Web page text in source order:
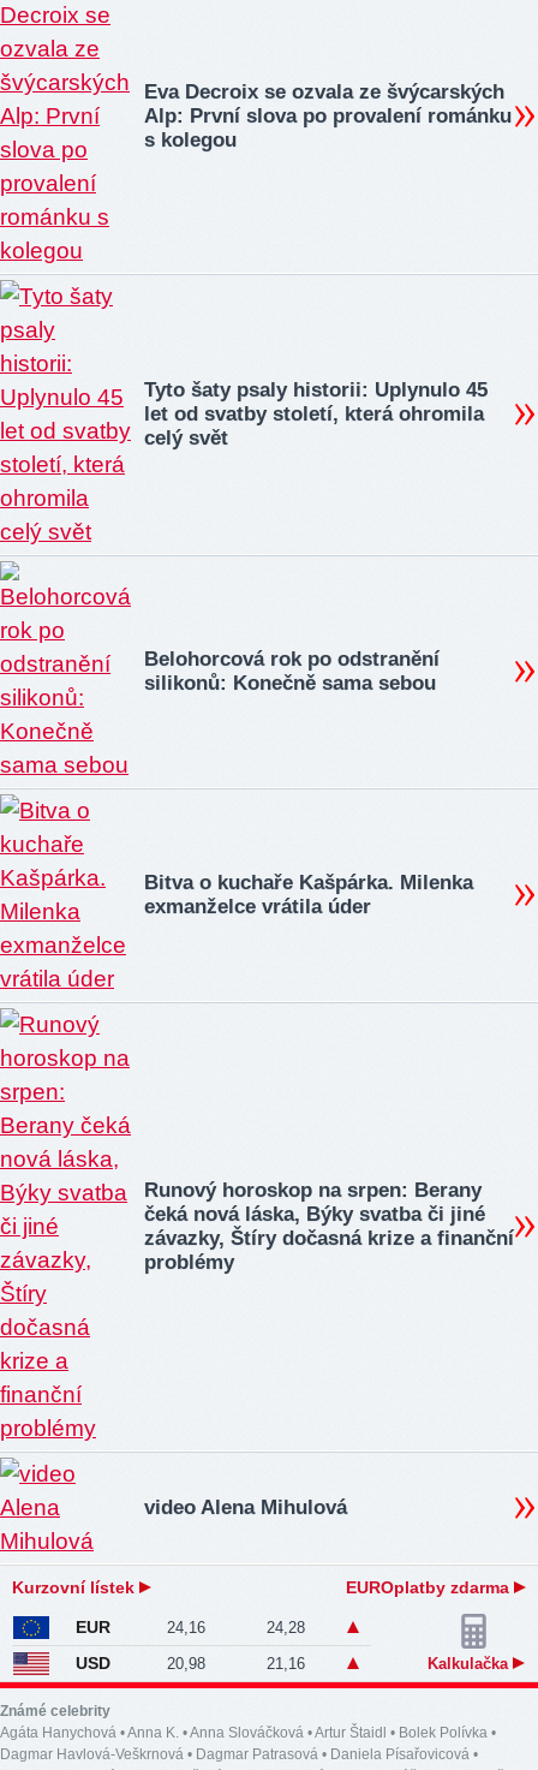
Eva Decroix se ozvala ze švýcarských
Alp: První slova po provalení románku
s kolegou
Tyto šaty psaly historii: Uplynulo 45
let od svatby století, která ohromila
celý svět
Belohorcová rok po odstranění
silikonů: Konečně sama sebou
Bitva o kuchaře Kašpárka. Milenka
exmanželce vrátila úder
Runový horoskop na srpen: Berany
čeká nová láska, Býky svatba či jiné
závazky, Štíry dočasná krize a finanční
problémy
video Alena Mihulová
Kurzovní lístek EUROplatby zdarma
EUR 24,16 24,28
USD 20,98 21,16 Kalkulačka
Známé celebrity
Agáta Hanychová •Anna K. •Anna Slováčková •Artur Štaidl • Bolek Polívka •
Dagmar Havlová-Veškrnová • Dagmar Patrasová • Daniela Písařovicová •